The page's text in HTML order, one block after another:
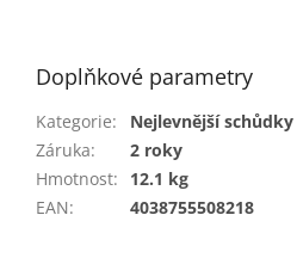
Doplňkové parametry
Kategorie:
Nejlevnější
Záruka:
2 roky
Hmotnost:
12.1 kg
EAN: 4038755508218